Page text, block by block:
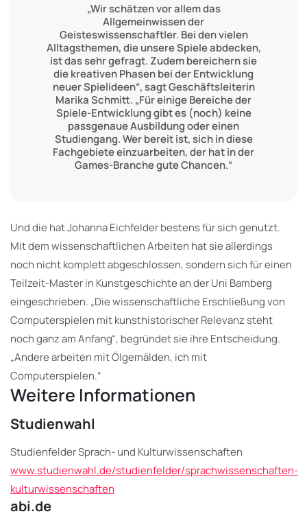
„Wir schätzen vor allem das
Allgemeinwissen der
Geisteswissenschaftler. Bei den vielen
Alltagsthemen, die unsere Spiele abdecken,
ist das sehr gefragt. Zudem bereichern sie
die kreativen Phasen bei der Entwicklung
neuer Spielideen“, sagt Geschäftsleiterin
Marika Schmitt. „Für einige Bereiche der
Spiele-Entwicklung gibt es (noch) keine
passgenaue Ausbildung oder einen
Studiengang. Wer bereit ist, sich in diese
Fachgebiete einzuarbeiten, der hat in der
Games-Branche gute Chancen.“
Und die hat Johanna Eichfelder bestens für sich genutzt.
Mit dem wissenschaftlichen Arbeiten hat sie allerdings
noch nicht komplett abgeschlossen, sondern sich für einen
Teilzeit-Master in Kunstgeschichte an der Uni Bamberg
eingeschrieben. „Die wissenschaftliche Erschließung von
Computerspielen mit kunsthistorischer Relevanz steht
noch ganz am Anfang“, begründet sie ihre Entscheidung.
„Andere arbeiten mit Ölgemälden, ich mit
Computerspielen.“
Weitere Informationen
Studienwahl
Studienfelder Sprach- und Kulturwissenschaften
www.studienwahl.de/studienfelder/sprachwissenschaften-
kulturwissenschaften
abi.de